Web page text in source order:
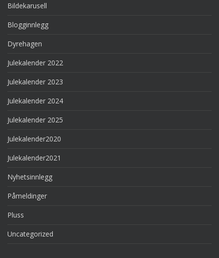
Bildekarusell
Blogginnlegg
Dyrehagen
Julekalender 2022
Julekalender 2023
Julekalender 2024
Julekalender 2025
Julekalender2020
Julekalender2021
Nyhetsinnlegg
Påmeldinger
Pluss
Uncategorized